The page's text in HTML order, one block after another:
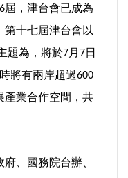
屆，津台會已成為
第十七屆津台會以
題為，將於7月 7日
將有兩岸超過600
產業合作空間，共
、國務院台辦、